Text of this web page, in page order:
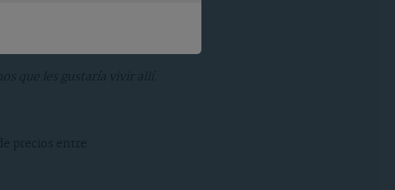
que les gustaría vivir allí.
precios entre